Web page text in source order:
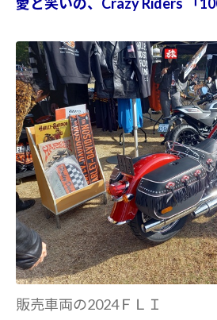
販売車両の2024ＦＬＩ